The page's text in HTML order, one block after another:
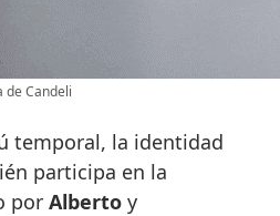
de Candeli
temporal, la identidad
participa en la
por Alberto y